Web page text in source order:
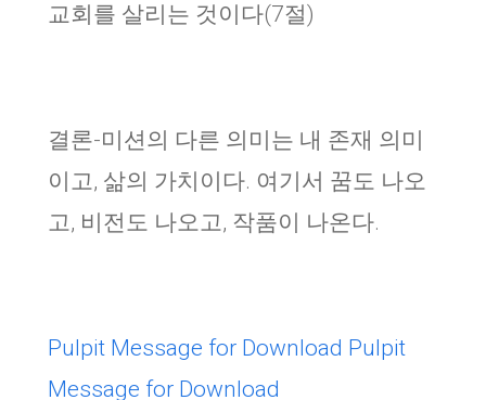
교회를 살리는 것이다(7절)
결론-미션의 다른 의미는 내 존재 의미
이고, 삶의 가치이다. 여기서 꿈도 나오
고, 비전도 나오고, 작품이 나온다.
Pulpit Message for Download Pulpit
Message for Download